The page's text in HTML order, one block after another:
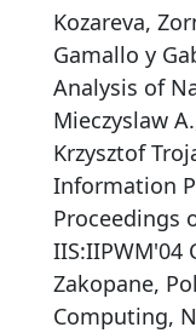
Kozareva,
Gamallo y
Analysis of
Mieczyslaw
Krzysztof
Information
Proceedings
IIS:IIPWM'04
Zakopane,
Computing,